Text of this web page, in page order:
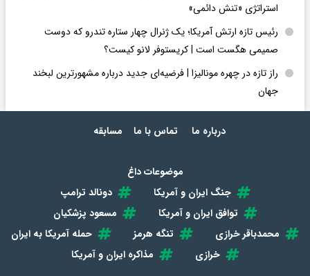
استراتژی «تنش دائمی»
رئیس تازه ارتش آمریکا؛ یک ژنرال چهار ستاره تندرو که دوست
صمیمی هگست است | کریستوفر لانو کیست؟
راز تازه در چهره مونالیزا | فرضیه‌ای جدید درباره مشهورترین لبخند
جهان
درباره ما تماس با ما مسابقه
موضوعات داغ
جنگ ایران و آمریکا
دونالد ترامپ
توافق ایران و آمریکا
مسعود پزشکیان
محمدباقر خرازی
تنگه هرمز
حمله آمریکا به ایران
خرازی
مذاکره ایران و آمریکا